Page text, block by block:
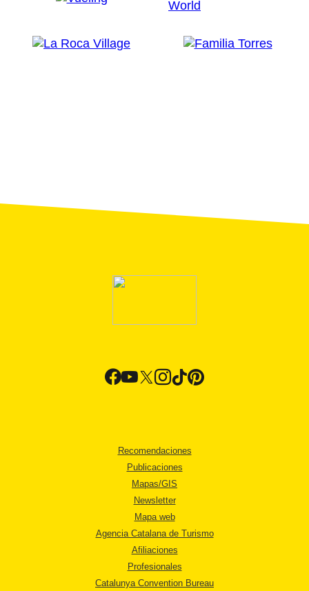
Recomendaciones
Publicaciones
Mapas/GIS
Newsletter
Mapa web
Agencia Catalana de Turismo
Afiliaciones
Profesionales
Catalunya Convention Bureau